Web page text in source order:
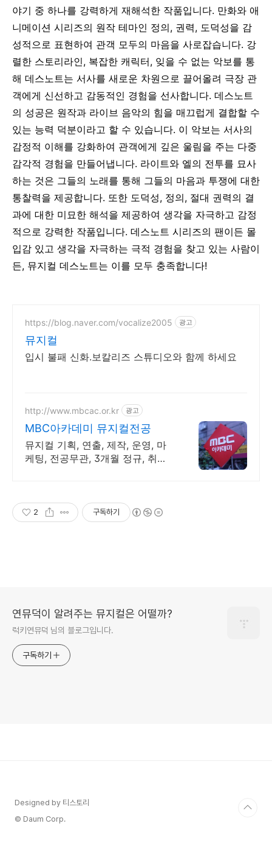
야기 중 하나를 강력하게 재해석한 작품입니다. 만화와 애
니메이션 시리즈의 원작 테마인 정의, 권력, 도덕성을 감
성적으로 표현하여 관객 모두의 마음을 사로잡습니다. 강
렬한 스토리라인, 복잡한 캐릭터, 잊을 수 없는 악보를 통
해 데스노트는 서사를 새로운 차원으로 끌어올려 극장 관
객에게 신선하고 감동적인 경험을 선사합니다. 데스노트
의 성공은 원작과 라이브 음악의 힘을 매끄럽게 결합할 수
있는 능력 덕분이라고 할 수 있습니다. 이 악보는 서사의
감정적 이해를 강화하여 관객에게 깊은 울림을 주는 다중
감각적 경험을 만들어냅니다. 라이트와 엘의 전투를 묘사
하는 것은 그들의 노래를 통해 그들의 마음과 투쟁에 대한
통찰력을 제공합니다. 또한 도덕성, 정의, 절대 권력의 결
과에 대한 미묘한 해석을 제공하여 생각을 자극하고 감정
적으로 강력한 작품입니다. 데스노트 시리즈의 팬이든 몰
입감 있고 생각을 자극하는 극적 경험을 찾고 있는 사람이
든, 뮤지컬 데스노트는 이를 모두 충족합니다!
https://blog.naver.com/vocalize2005 광고
뮤지컬
입시 불패 신화.보칼리즈 스튜디오와 함께 하세요
http://www.mbcac.or.kr 광고
MBC아카데미 뮤지컬전공
뮤지컬 기획, 연출, 제작, 운영, 마
케팅, 전공무관, 3개월 정규, 취업
2 구독하기
연뮤덕이 알려주는 뮤지컬은 어떨까?
럭키연뮤덕 님의 블로그입니다.
구독하기
Designed by 티스토리
© Daum Corp.